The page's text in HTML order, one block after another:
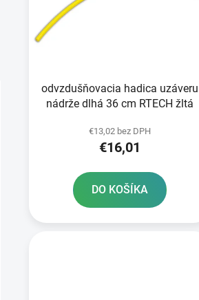
odvzdušňovacia hadica uzáveru
nádrže dlhá 36 cm RTECH žltá
€13,02 bez DPH
€16,01
DO KOŠÍKA